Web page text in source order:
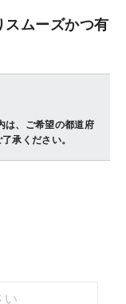
ムーズかつ有
は、ご希望の都道府
承ください。